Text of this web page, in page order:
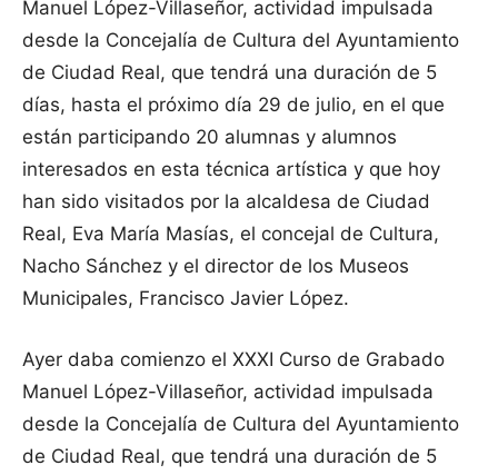
Manuel López-Villaseñor, actividad impulsada
desde la Concejalía de Cultura del Ayuntamiento
de Ciudad Real, que tendrá una duración de 5
días, hasta el próximo día 29 de julio, en el que
están participando 20 alumnas y alumnos
interesados en esta técnica artística y que hoy
han sido visitados por la alcaldesa de Ciudad
Real, Eva María Masías, el concejal de Cultura,
Nacho Sánchez y el director de los Museos
Municipales, Francisco Javier López.
Ayer daba comienzo el XXXI Curso de Grabado
Manuel López-Villaseñor, actividad impulsada
desde la Concejalía de Cultura del Ayuntamiento
de Ciudad Real, que tendrá una duración de 5